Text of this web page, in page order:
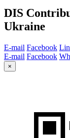
DIS
Ukraine
E-mail Facebook
E-mail Facebook
×